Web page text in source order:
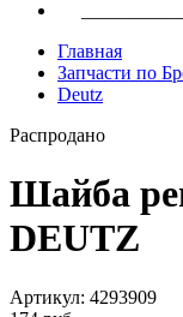
Главная
Запчасти по
Deutz
Распродано
Шайба
DEUTZ
Артикул: 4293909